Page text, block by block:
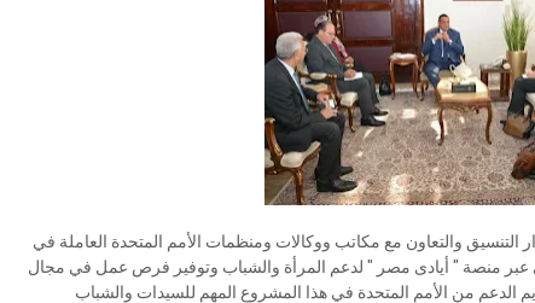
والتعاون مع مكاتب ووكالات ومنظمات الأمم المتحدة العاملة في
عبر منصة " أيادى مصر " لدعم المرأة والشباب وتوفير فرص عمل في مجال
الدعم من الأمم المتحدة في هذا المشروع المهم للسيدات والشباب